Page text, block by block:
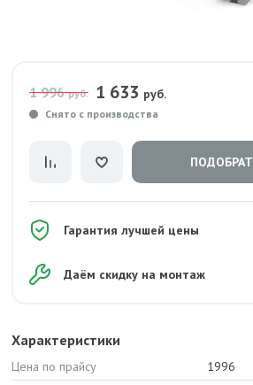
1 996руб. 1 633 руб.
Снято с производства
Гарантия лучшей цены
Даём скидку на монтаж
Характеристики
Цена по прайсу
1996